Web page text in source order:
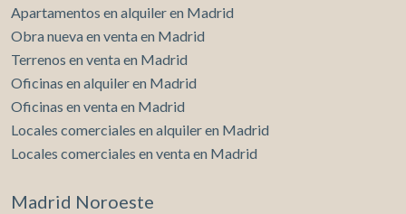
Apartamentos en alquiler en Madrid
Obra nueva en venta en Madrid
Terrenos en venta en Madrid
Oficinas en alquiler en Madrid
Oficinas en venta en Madrid
Locales comerciales en alquiler en Madrid
Locales comerciales en venta en Madrid
Madrid Noroeste